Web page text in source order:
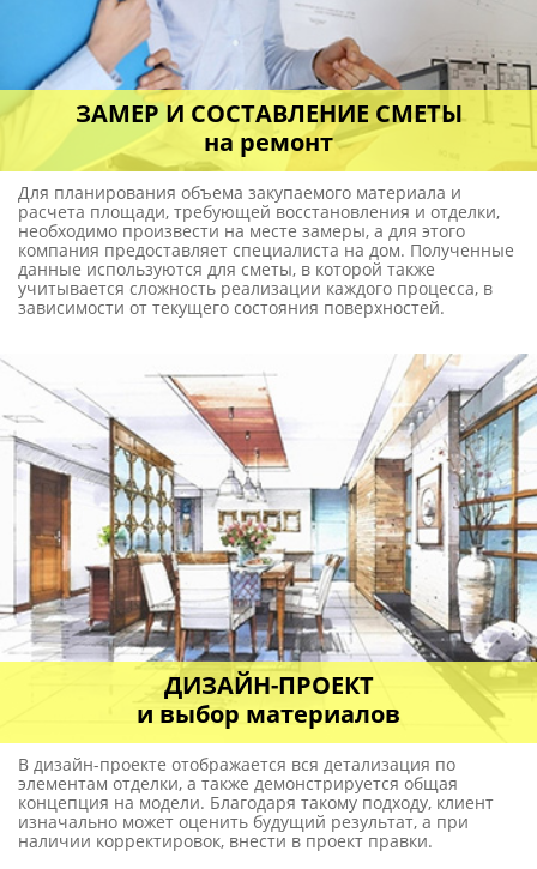
ЗАМЕР И СОСТАВЛЕНИЕ СМЕТЫ
на ремонт
Для планирования объема закупаемого материала и
расчета площади, требующей восстановления и отделки,
необходимо произвести на месте замеры, а для этого
компания предоставляет специалиста на дом. Полученные
данные используются для сметы, в которой также
учитывается сложность реализации каждого процесса, в
зависимости от текущего состояния поверхностей.
ДИЗАЙН-ПРОЕКТ
и выбор материалов
В дизайн-проекте отображается вся детализация по
элементам отделки, а также демонстрируется общая
концепция на модели. Благодаря такому подходу, клиент
изначально может оценить будущий результат, а при
наличии корректировок, внести в проект правки.